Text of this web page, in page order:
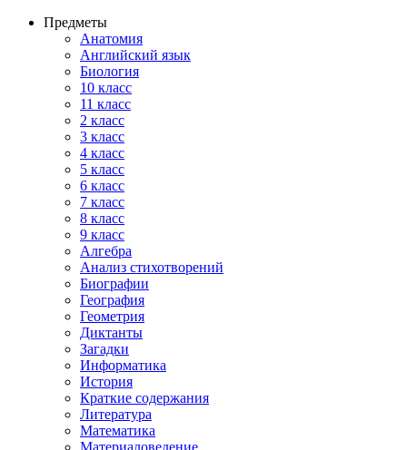
Предметы
Анатомия
Английский язык
Биология
10 класс
11 класс
2 класс
3 класс
4 класс
5 класс
6 класс
7 класс
8 класс
9 класс
Алгебра
Анализ стихотворений
Биографии
География
Геометрия
Диктанты
Загадки
Информатика
История
Краткие содержания
Литература
Математика
Материаловедение